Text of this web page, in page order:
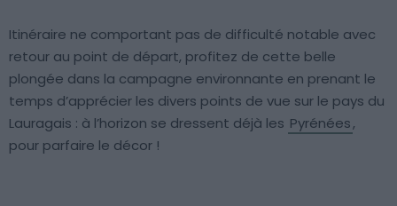
Itinéraire ne comportant pas de difficulté notable avec
retour au point de départ, profitez de cette belle
plongée dans la campagne environnante en prenant le
temps d’apprécier les divers points de vue sur le pays du
Lauragais : à l’horizon se dressent déjà les Pyrénées,
pour parfaire le décor !